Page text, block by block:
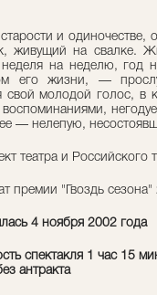
и
живущий на свалке.
на неделю, год
его жизни, —
свой молодой голос, в
— нелепую,
театра и Российского
премии "Гвоздь сезона"
4 ноября 2002 года
спектакля 1 час 15
антракта